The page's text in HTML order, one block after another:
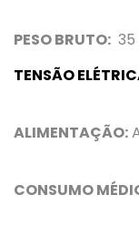
PESO BRUTO: 35
TENSÃO
ALIMENTAÇÃO:
CONSUMO